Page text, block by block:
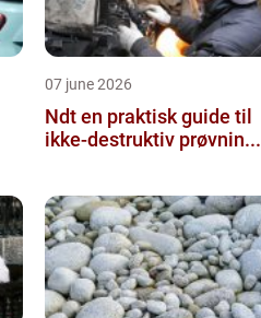
07 june 2026
Ndt en praktisk guide til
ikke-destruktiv prøvnin...